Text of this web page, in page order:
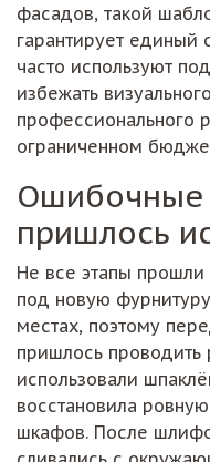
фасадов, такой
гарантирует единый
часто используют
избежать
профессионального
ограниченном
Ошибочные
пришлось
Не все этапы прошли
под новую
местах, поэтому
пришлось проводить
использовали
восстановила
шкафов. После